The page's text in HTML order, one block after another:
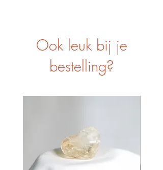
Ook leuk bij je
bestelling?